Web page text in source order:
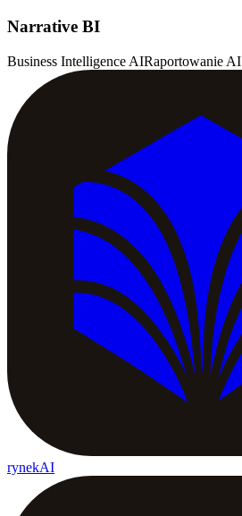
Narrative BI
Business Intelligence AIRaportowanie AI
rynekAI